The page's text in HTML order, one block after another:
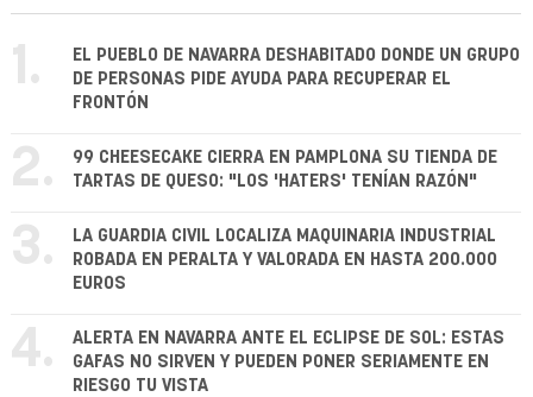
1.
EL PUEBLO DE NAVARRA DESHABITADO DONDE UN GRUPO
DE PERSONAS PIDE AYUDA PARA RECUPERAR EL
FRONTÓN
2.
99 CHEESECAKE CIERRA EN PAMPLONA SU TIENDA DE
TARTAS DE QUESO: "LOS 'HATERS' TENÍAN RAZÓN"
3.
LA GUARDIA CIVIL LOCALIZA MAQUINARIA INDUSTRIAL
ROBADA EN PERALTA Y VALORADA EN HASTA 200.000
EUROS
4.
ALERTA EN NAVARRA ANTE EL ECLIPSE DE SOL: ESTAS
GAFAS NO SIRVEN Y PUEDEN PONER SERIAMENTE EN
RIESGO TU VISTA